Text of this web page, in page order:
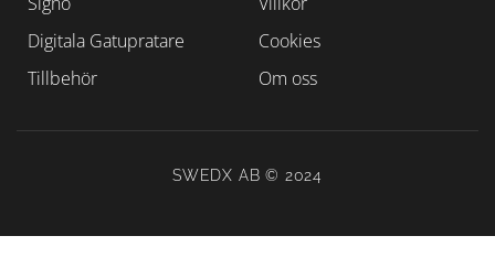
Cookies
Om oss
Digitala Gatupratare
Tillbehör
SWEDX AB © 2024